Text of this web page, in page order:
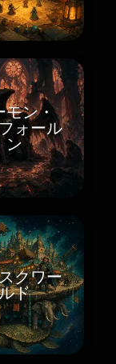
モン・
ォール
ン
クワー
ド